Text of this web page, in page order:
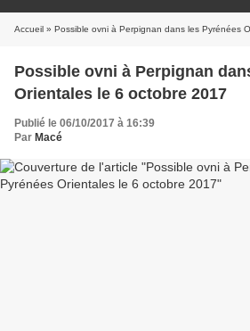
Accueil » Possible ovni à Perpignan dans les Pyrénées
Possible ovni à Perpignan
Orientales le 6 octobre 2017
Publié le 06/10/2017 à 16:39
Par Macé